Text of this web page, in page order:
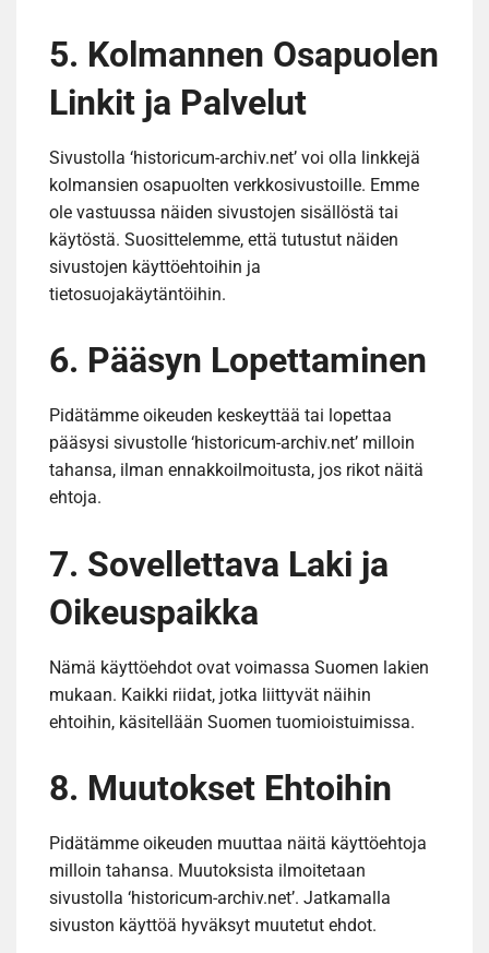
5. Kolmannen Osapuolen
Linkit ja Palvelut
Sivustolla ‘historicum-archiv.net’ voi olla linkkejä
kolmansien osapuolten verkkosivustoille. Emme
ole vastuussa näiden sivustojen sisällöstä tai
käytöstä. Suosittelemme, että tutustut näiden
sivustojen käyttöehtoihin ja
tietosuojakäytäntöihin.
6. Pääsyn Lopettaminen
Pidätämme oikeuden keskeyttää tai lopettaa
pääsysi sivustolle ‘historicum-archiv.net’ milloin
tahansa, ilman ennakkoilmoitusta, jos rikot näitä
ehtoja.
7. Sovellettava Laki ja
Oikeuspaikka
Nämä käyttöehdot ovat voimassa Suomen lakien
mukaan. Kaikki riidat, jotka liittyvät näihin
ehtoihin, käsitellään Suomen tuomioistuimissa.
8. Muutokset Ehtoihin
Pidätämme oikeuden muuttaa näitä käyttöehtoja
milloin tahansa. Muutoksista ilmoitetaan
sivustolla ‘historicum-archiv.net’. Jatkamalla
sivuston käyttöä hyväksyt muutetut ehdot.